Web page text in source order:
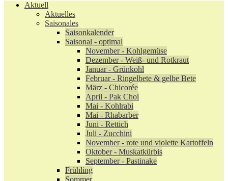
Aktuell
Aktuelles
Saisonales
Saisonkalender
Saisonal - optimal
November - Kohlgemüse
Dezember - Weiß- und Rotkraut
Januar - Grünkohl
Februar - Ringelbete & gelbe Bete
März - Chicorée
April - Pak Choi
Mai - Kohlrabi
Mai - Rhabarber
Juni - Rettich
Juli - Zucchini
November - rote und violette Kartoffeln
Oktober - Muskatkürbis
September - Pastinake
Frühling
Sommer